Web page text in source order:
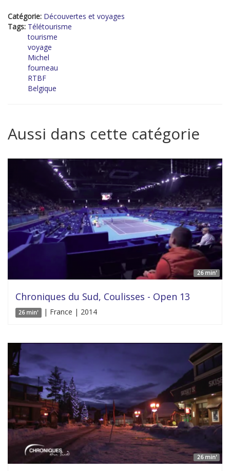
Catégorie: Découvertes et voyages
Tags: Télétourisme
tourisme
voyage
Michel
fourneau
RTBF
Belgique
Aussi dans cette catégorie
26 min'
Chroniques du Sud, Coulisses - Open 13
26 min' | France | 2014
26 min'